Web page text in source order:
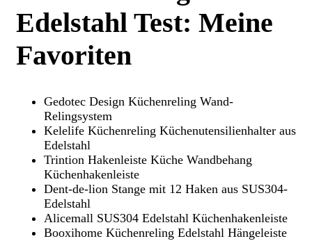
Edelstahl Test: Meine
Favoriten
Gedotec Design Küchenreling Wand-
Relingsystem
Kelelife Küchenreling Küchenutensilienhalter aus
Edelstahl
Trintion Hakenleiste Küche Wandbehang
Küchenhakenleiste
Dent-de-lion Stange mit 12 Haken aus SUS304-
Edelstahl
Alicemall SUS304 Edelstahl Küchenhakenleiste
Booxihome Küchenreling Edelstahl Hängeleiste